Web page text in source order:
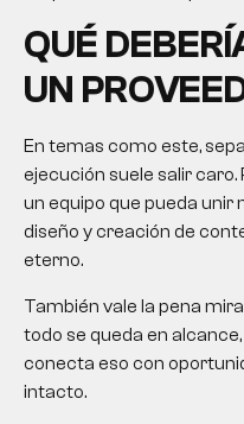
QUÉ
UN
En temas como este,
ejecución suele salir
un equipo que pueda unir
diseño y creación de
eterno.
También vale la pena
todo se queda en
conecta eso con
intacto.